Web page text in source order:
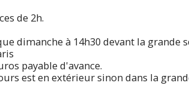
de 2h.
dimanche à 14h30 devant la grande
payable d'avance.
est en extérieur sinon dans la